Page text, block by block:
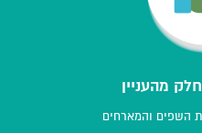
מהעניין
השפים והמארחים